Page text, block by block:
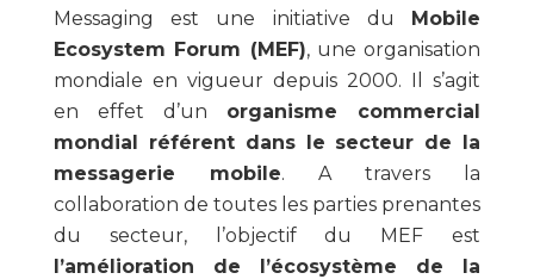
Messaging est une initiative du Mobile
Ecosystem Forum (MEF), une organisation
mondiale en vigueur depuis 2000. Il s’agit
en effet d’un organisme commercial
mondial référent dans le secteur de la
messagerie mobile. A travers la
collaboration de toutes les parties prenantes
du secteur, l’objectif du MEF est
l’amélioration de l’écosystème de la